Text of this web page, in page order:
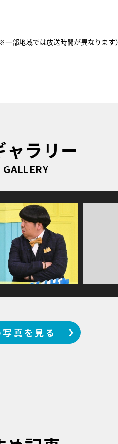
部地域では放送時間が異なります）
ャラリー
GALLERY
真を見る